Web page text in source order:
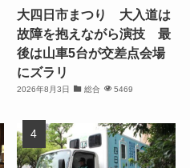
大四日市まつり 大入道は
故障を抱えながら演技 最
後は山車5台が交差点会場
にズラリ
2026年8月3日 総合 5469